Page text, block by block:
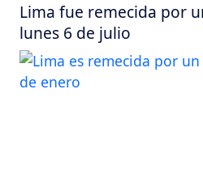
Lima fue remecida por
lunes 6 de julio